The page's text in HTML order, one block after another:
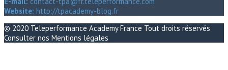
Website: http://tpacademy-blog.fr
© 2020 Teleperformance Academy France Tout droits réservés
Consulter nos Mentions légales